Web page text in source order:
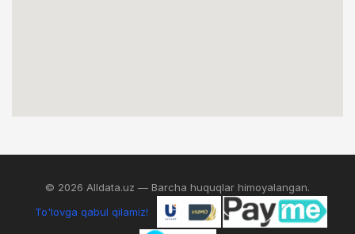
© 2026 Alldata.uz — Barcha huquqlar himoyalangan.
To'lovga qabul qilamiz!